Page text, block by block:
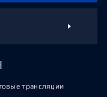
трансляции